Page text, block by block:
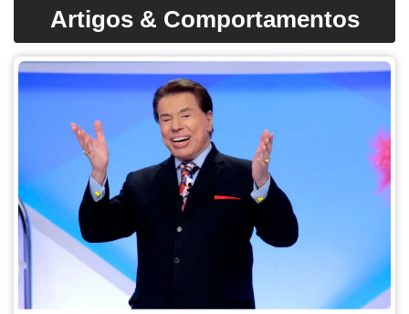
Artigos & Comportamentos